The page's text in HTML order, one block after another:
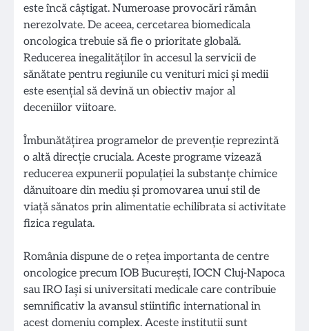
este încă câștigat. Numeroase provocări rămân
nerezolvate. De aceea, cercetarea biomedicala
oncologica trebuie să fie o prioritate globală.
Reducerea inegalităților în accesul la servicii de
sănătate pentru regiunile cu venituri mici și medii
este esențial să devină un obiectiv major al
deceniilor viitoare.
Îmbunătățirea programelor de prevenție reprezintă
o altă direcție cruciala. Aceste programe vizează
reducerea expunerii populației la substanțe chimice
dănuitoare din mediu și promovarea unui stil de
viață sănatos prin alimentatie echilibrata si activitate
fizica regulata.
România dispune de o rețea importanta de centre
oncologice precum IOB București, IOCN Cluj-Napoca
sau IRO Iași si universitati medicale care contribuie
semnificativ la avansul stiintific international in
acest domeniu complex. Aceste institutii sunt